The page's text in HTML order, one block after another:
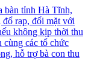
bàn tỉnh Hà Tĩnh,
rạp, đối mặt với
không kịp thời thu
cùng các tổ chức
hỗ trợ bà con thu